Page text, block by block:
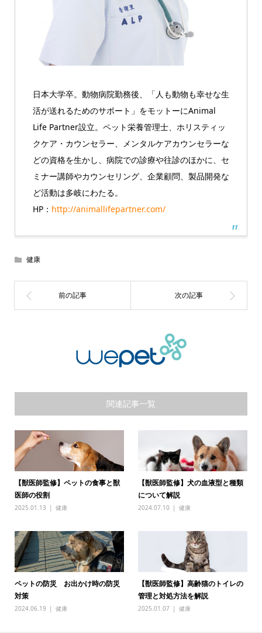
日本大学卒。動物病院勤務後、「人も動物も幸せな生
活が送れるためのサポート」をモットーにAnimal
Life Partner設立。ペット栄養管理士、ホリスティッ
クケア・カウンセラー、メンタルケアカウンセラーな
どの資格を生かし、病院での診療や往診のほかに、セ
ミナー講師やカウンセリング、企業顧問、製品開発な
ど活動は多岐にわたる。
HP： http://animallifepartner.com/
健康
関連記事一覧
【獣医師監修】ペットの食事と獣
医師の役割
2025.01.13 健康
【獣医師監修】犬の血液型と種類
について解説
2024.07.10 健康
ペットの防災 お出かけ時の防災
対策
2024.06.19 健康
【獣医師監修】高齢猫のトイレの
管理と対処方法を解説
2025.01.07 健康